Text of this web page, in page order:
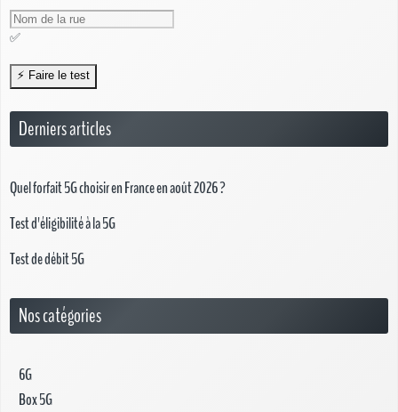
✅
Derniers articles
Quel forfait 5G choisir en France en août 2026 ?
Test d'éligibilité à la 5G
Test de débit 5G
Nos catégories
6G
Box 5G